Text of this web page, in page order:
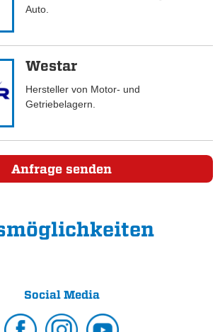
Auto.
Westar
Hersteller von Motor- und
Getriebelagern.
Anfrage senden
Social Media